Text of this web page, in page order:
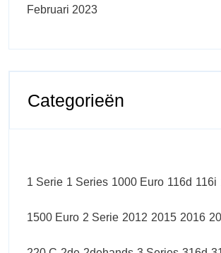
Februari 2023
Categorieën
1 Serie 1 Series 1000 Euro 116d 116i
1500 Euro 2 Serie 2012 2015 2016